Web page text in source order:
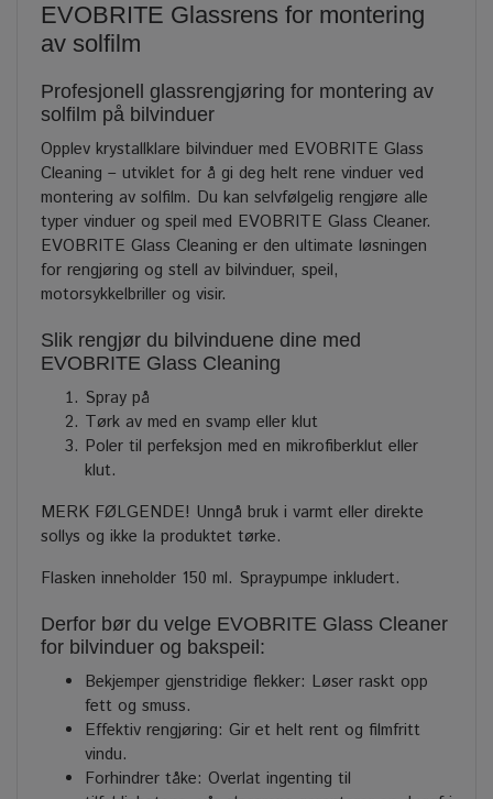
EVOBRITE Glassrens for montering
av solfilm
Profesjonell glassrengjøring for montering av
solfilm på bilvinduer
Opplev krystallklare bilvinduer med EVOBRITE Glass
Cleaning – utviklet for å gi deg helt rene vinduer ved
montering av solfilm. Du kan selvfølgelig rengjøre alle
typer vinduer og speil med EVOBRITE Glass Cleaner.
EVOBRITE Glass Cleaning er den ultimate løsningen
for rengjøring og stell av bilvinduer, speil,
motorsykkelbriller og visir.
Slik rengjør du bilvinduene dine med
EVOBRITE Glass Cleaning
Spray på
Tørk av med en svamp eller klut
Poler til perfeksjon med en mikrofiberklut eller
klut.
MERK FØLGENDE! Unngå bruk i varmt eller direkte
sollys og ikke la produktet tørke.
Flasken inneholder 150 ml. Spraypumpe inkludert.
Derfor bør du velge EVOBRITE Glass Cleaner
for bilvinduer og bakspeil:
Bekjemper gjenstridige flekker: Løser raskt opp
fett og smuss.
Effektiv rengjøring: Gir et helt rent og filmfritt
vindu.
Forhindrer tåke: Overlat ingenting til